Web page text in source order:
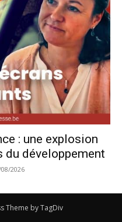
: une explosion
du développement
2026
Theme by TagDiv